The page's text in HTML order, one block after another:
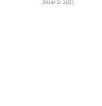
2019/ 2/ 3(日)